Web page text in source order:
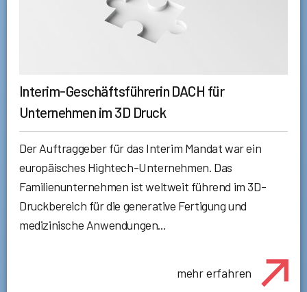
Interim-Geschäftsführerin DACH für
Unternehmen im 3D Druck
Der Auftraggeber für das Interim Mandat war ein
europäisches Hightech-Unternehmen. Das
Familienunternehmen ist weltweit führend im 3D-
Druckbereich für die generative Fertigung und
medizinische Anwendungen...
mehr erfahren